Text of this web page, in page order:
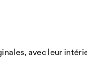
avec leur